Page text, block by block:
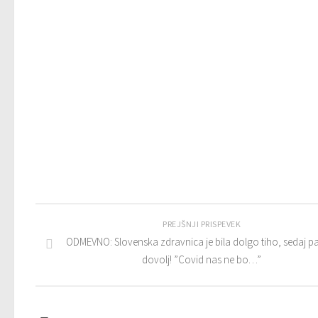
PREJŠNJI PRISPEVEK
ODMEVNO: Slovenska zdravnica je bila dolgo tiho, sedaj
dovolj! ”Covid nas ne bo…”